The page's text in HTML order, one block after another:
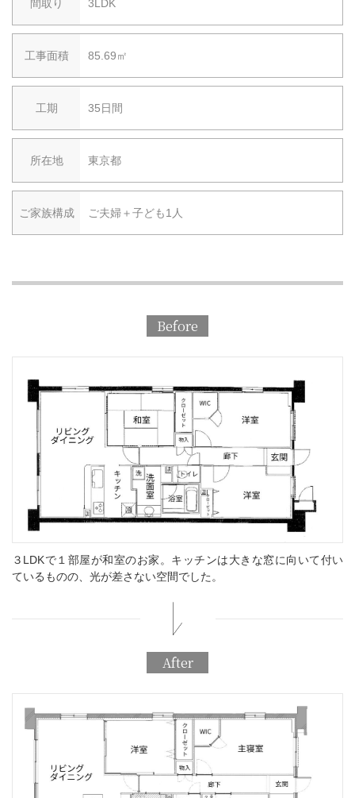
間取り 3LDK
工事面積 85.69㎡
工期 35日間
所在地 東京都
ご家族構成 ご夫婦＋子ども1人
Before
３LDKで１部屋が和室のお家。キッチンは大きな窓に向いて付い
ているものの、光が差さない空間でした。
After